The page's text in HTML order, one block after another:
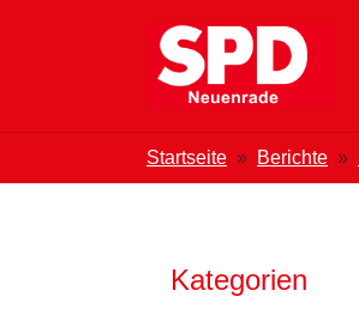
Startseite Berichte
Kategorien